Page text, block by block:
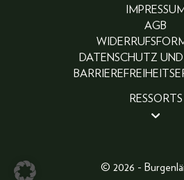
IMPRESSUM
AGB
DATENSCHUTZ
RESSORTS
FASHION
© 2026 -